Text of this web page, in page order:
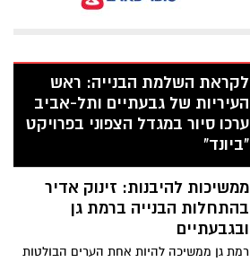
לקראת השלמת הבנייה: ראש
העיריות של גבעתיים ותל-אביב
ערכו סיור במגדל הצפוני בפרויקט
"ביונד"
ראש עיריית גבעתיים, רן קוניק וראש עיריית
תל אביב, רון חולדאי, ערכו סיור בפרויקט
"ביונד" בגבעתיים על גבול תל אביב ורמת גן,
לקראת השלמת בנייתו של הבניין הראשון
ממשיכות להיבנות: זינוק אדיר
בהתחלות הבנייה ברמת גן
ובגבעתיים
רמת גן ממשיכה להיות אחת הערים הבולטות